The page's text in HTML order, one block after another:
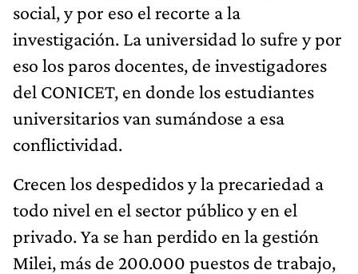
social, y por eso el recorte a la
investigación. La universidad lo sufre y por
eso los paros docentes, de investigadores
del CONICET, en donde los estudiantes
universitarios van sumándose a esa
conflictividad.
Crecen los despedidos y la precariedad a
todo nivel en el sector público y en el
privado. Ya se han perdido en la gestión
Milei, más de 200.000 puestos de trabajo,